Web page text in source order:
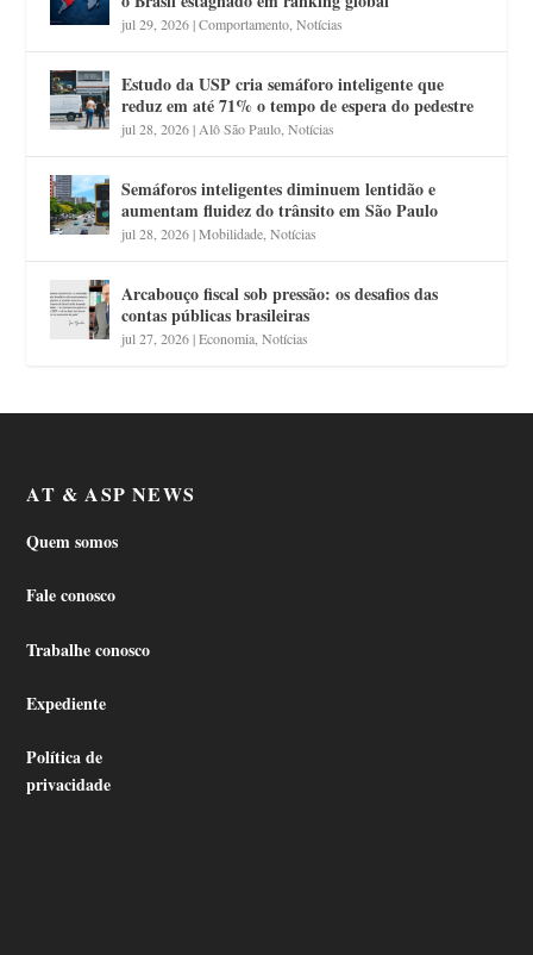
jul 29, 2026|Comportamento ,Notícias
Estudo da USP cria semáforo inteligente que
reduz em até 71% o tempo de espera do pedestre
jul 28, 2026| Alô São Paulo ,Notícias
Semáforos inteligentes diminuem lentidão e
aumentam fluidez do trânsito em São Paulo
jul 28, 2026|Mobilidade ,Notícias
Arcabouço fiscal sob pressão: os desafios das
contas públicas brasileiras
jul 27, 2026|Economia ,Notícias
AT & ASP NEWS
Quem somos
Fale conosco
Trabalhe conosco
Expediente
Política de
privacidade